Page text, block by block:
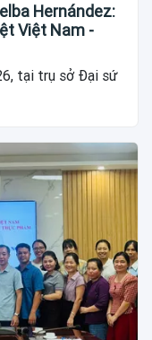
Hernández:
Việt Nam -
tại trụ sở Đại sứ